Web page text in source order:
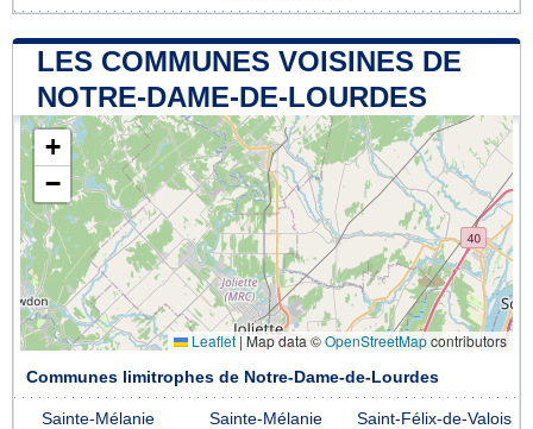
LES COMMUNES VOISINES DE
NOTRE-DAME-DE-LOURDES
+
−
Leaflet|Map data ©OpenStreetMapcontributors
Communes limitrophes de Notre-Dame-de-Lourdes
Sainte-Mélanie Sainte-Mélanie Saint-Félix-de-Valois